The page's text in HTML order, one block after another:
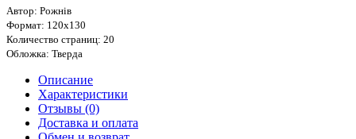
Автор: Рожнів
Формат: 120х130
Количество страниц: 20
Обложка: Тверда
Описание
Характеристики
Отзывы (0)
Доставка и оплата